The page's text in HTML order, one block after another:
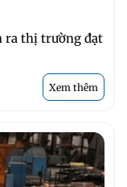
ra thị trường đạt
Xem thêm